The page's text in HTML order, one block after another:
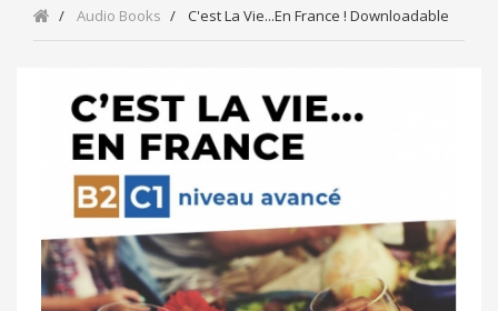
Audio Books C'est La Vie...en France ! Downloadable